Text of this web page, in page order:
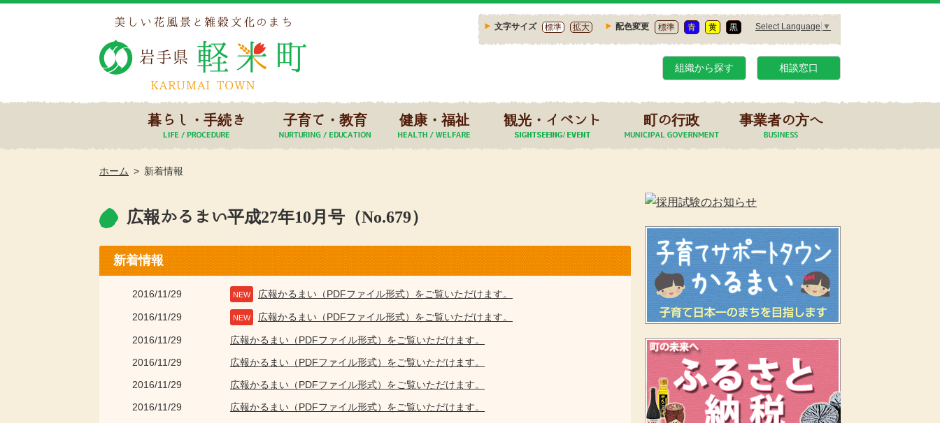
文字サイズ 標準 拡大 配色変更 標準 青 黄 黒 Select Language ▼
組織から探す 相談窓口
暮らし・手続き 子育て・教育 健康・福祉 観光・イベント 町の行政 事業者の方へ
ホーム 新着情報
広報かるまい平成27年10月号（No.679）
新着情報
2016/11/29 NEW 広報かるまい（PDFファイル形式）をご覧いただけます。
2016/11/29 NEW 広報かるまい（PDFファイル形式）をご覧いただけます。
2016/11/29
広報かるまい（PDFファイル形式）をご覧いただけます。
2016/11/29
広報かるまい（PDFファイル形式）をご覧いただけます。
2016/11/29
広報かるまい（PDFファイル形式）をご覧いただけます。
2016/11/29
広報かるまい（PDFファイル形式）をご覧いただけます。